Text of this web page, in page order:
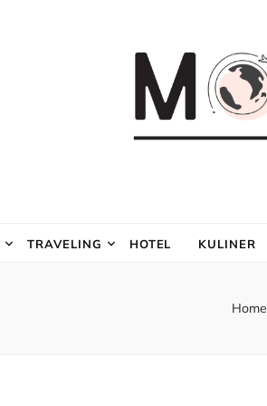
TRAVELING HOTEL KULINER
Home